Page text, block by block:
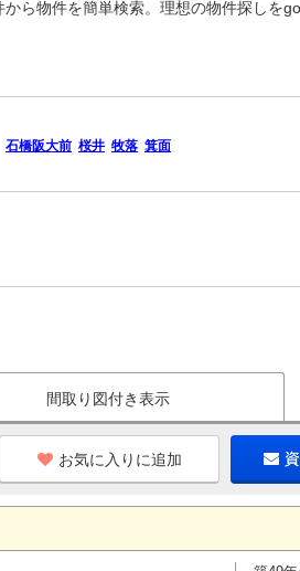
ら物件を簡単検索。理想の物件探しを
石橋阪大前 桜井 牧落 箕面
間取り図付き表示
お気に入りに追加